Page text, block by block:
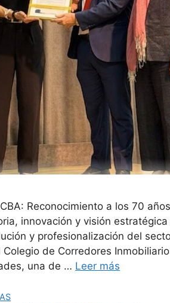
Reconocimiento a los 70
innovación y visión
y profesionalización del
de Corredores
una de … Leer más